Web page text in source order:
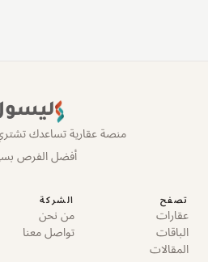
منصة عقارية تساعدك تشتري
أفضل الفرص
تصفح
عقارات
الباقات
المقالات
الشركة
من نحن
تواصل معنا